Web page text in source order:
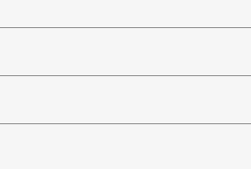
，隔音55dB以上。
门底部封闭压缩设计利用顶部铰链的调节螺丝
化玻璃，厚度至少10mm，玻璃周围缝隙用合
动隔音板和吸音框架。
声影响的装置。一方面是电台、工作室、办
调房、发电机房、风机房、锅炉房、冷冻室等。
和SolidWorks模型是为提高设计效率而预先编
声门上切割、钻孔或安装门和门框内部构件。
品门将安装到其特定的门框
所有五金件也均会被检测，
其他各项指标，我们相信我
各地客户提供完成了100万套
。
、澳大利亚及中国均通过了相应的耐火试验并取
球标准要求：